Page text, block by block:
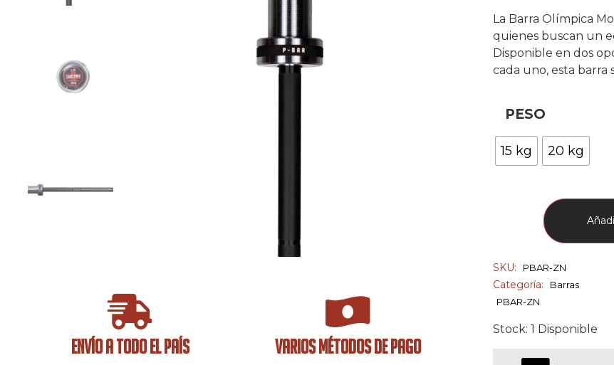
ENVÍO A TODO EL PAÍS VARIOS MÉTODOS DE PAGO
La Barra Olímpica
quienes buscan un
Disponible en dos
cada uno, esta barra
PESO
15 kg 20 kg
SKU: PBAR-ZN
Categoría:
Barras
PBAR-ZN
Stock: 1 Disponible